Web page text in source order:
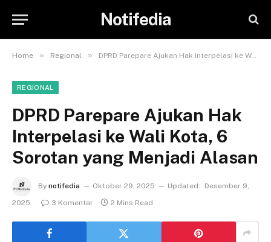
Notifedia
Home » Regional » DPRD Parepare Ajukan Hak Interpelasi ke Wali Kota, 6 Sorotan yang Menjadi Alasan
REGIONAL
DPRD Parepare Ajukan Hak
Interpelasi ke Wali Kota, 6
Sorotan yang Menjadi Alasan
By notifedia Oktober 29, 2025 Updated:
Desember 9,
2025
3 Komentar 2 Mins Read